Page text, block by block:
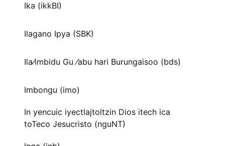
Ika (ikkBI)
Ilagano Ipya (SBK)
Ila⁄imbidu Gu ⁄abu hari Burungaisoo (bds)
Imbongu (imo)
In yencuic iyectlajtoltzin Dios itech ica
toTeco Jesucristo (nguNT)